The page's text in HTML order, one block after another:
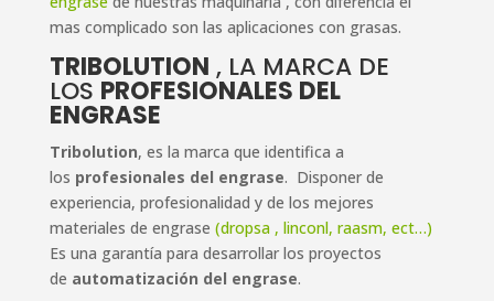
mas complicado son las aplicaciones con grasas.
TRIBOLUTION , LA MARCA DE
LOS PROFESIONALES DEL
ENGRASE
Tribolution, es la marca que identifica a
los profesionales del engrase. Disponer de
experiencia, profesionalidad y de los mejores
materiales de engrase (dropsa , linconl, raasm, ect…)
Es una garantía para desarrollar los proyectos
de automatización del engrase.